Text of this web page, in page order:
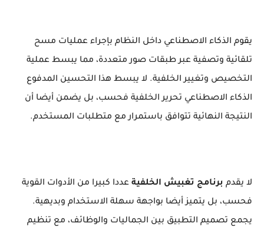
يقوم الذكاء الاصطناعي داخل النظام بإجراء عمليات مسح
تلقائية وتصفية عبر طبقات صور متعددة، مما يبسط عملية
التخصيص وتغيير الخلفية. لا يبسط هذا التحسين المدفوع
الذكاء الاصطناعي تحرير الخلفية فحسب، بل يضمن أيضا أن
النتيجة النهائية تتوافق باستمرار مع متطلبات المستخدم.
لا يقدم برنامج تغبيش الخلفية عددا كبيرا من الأدوات القوية
فحسب، بل يتميز أيضا بواجهة سهلة الاستخدام وبديهية.
يجمع تصميم التطبيق بين الجماليات والوظائف، مع تنظيم